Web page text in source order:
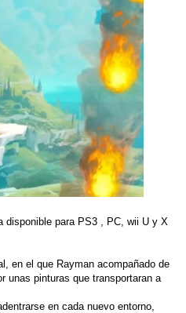
disponible para PS3 , PC, wii U y X
en el que Rayman acompañado de
unas pinturas que transportaran a
en cada nuevo entorno,